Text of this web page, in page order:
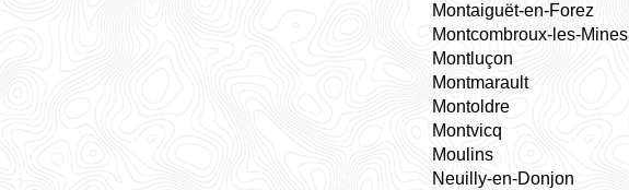
Montaiguët-en-Forez
Montcombroux-les-Mines
Montluçon
Montmarault
Montoldre
Montvicq
Moulins
Neuilly-en-Donjon